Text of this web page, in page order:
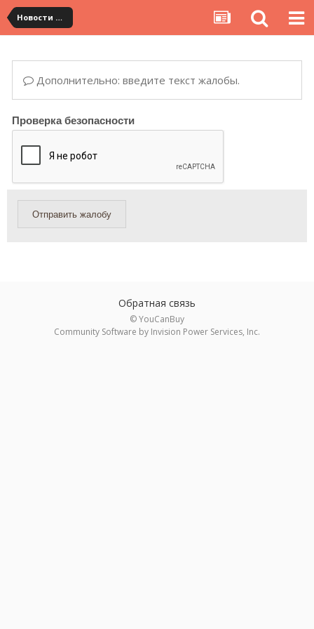
Новости сервиса
Дополнительно: введите текст жалобы.
Проверка безопасности
Отправить жалобу
Обратная связь
© YouCanBuy
Community Software by Invision Power Services, Inc.